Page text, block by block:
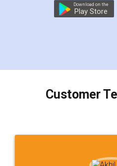
Download on the
Play Store
Customer